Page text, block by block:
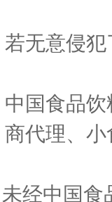
若无意侵
中国食品
商代理、
未经中国食